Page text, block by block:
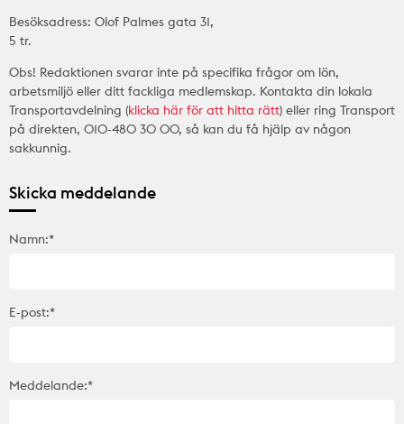
Besöksadress: Olof Palmes gata 31,
5 tr.
Obs! Redaktionen svarar inte på specifika frågor om lön,
arbetsmiljö eller ditt fackliga medlemskap. Kontakta din lokala
Transportavdelning (klicka här för att hitta rätt) eller ring Transport
på direkten, 010-480 30 00, så kan du få hjälp av någon
sakkunnig.
Skicka meddelande
Namn:*
E-post:*
Meddelande:*